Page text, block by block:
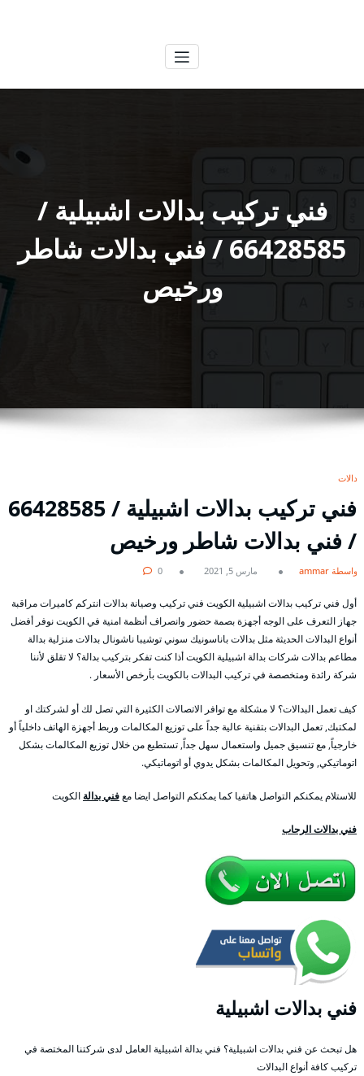
فني تركيب بدالات اشبيلية /
66428585 / فني بدالات شاطر
ورخيص
بدالات
فني تركيب بدالات اشبيلية / 66428585
/ فني بدالات شاطر ورخيص
بواسطة ammar مارس 5, 2021 0
أول فني تركيب بدالات اشبيلية الكويت فني تركيب وصيانة بدالات انتركم كاميرات مراقبة
جهاز التعرف على الوجه أجهزة بصمة حضور وانصراف أنظمة امنية في الكويت نوفر أفضل
أنواع البدالات الحديثة مثل بدالات باناسونيك سوني توشيبا ناشونال بدالات منزلية بدالة
مطاعم بدالات شركات بدالة اشبيلية الكويت أذا كنت تفكر بتركيب بدالة؟ لا تقلق لأننا
شركة رائدة ومتخصصة في تركيب البدالات بالكويت بأرخص الأسعار .
كيف تعمل البدالات؟ لا مشكلة مع توافر الاتصالات الكثيرة التي تصل لك أو لشركتك او
لمكتبك, تعمل البدالات بتقنية عالية جداً على توزيع المكالمات وربط أجهزة الهاتف داخلياً أو
خارجياً, مع تنسيق جميل واستعمال سهل جداً, تستطيع من خلال توزيع المكالمات بشكل
اتوماتيكي, وتحويل المكالمات بشكل يدوي أو اتوماتيكي.
للاستلام يمكنكم التواصل هاتفيا كما يمكنكم التواصل ايضا معفني بدالة الكويت
فني بدالات الرحاب
فني بدالات اشبيلية
هل تبحث عن فني بدالات اشبيلية؟ فني بدالة اشبيلية العامل لدى شركتنا المختصة في
تركيب كافة أنواع البدالات